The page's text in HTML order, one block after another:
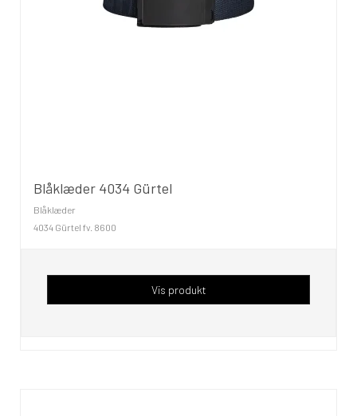
Blåklæder 4034 Gürtel
Blåklæder
4034 Gürtel fv. 8600
Vis produkt